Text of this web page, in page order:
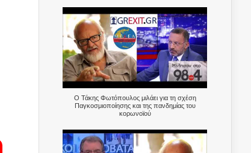
Ο Τάκης Φωτόπουλος μιλάει για τη σχέση
Παγκοσμιοποίησης και της πανδημίας του
κορωνοϊού